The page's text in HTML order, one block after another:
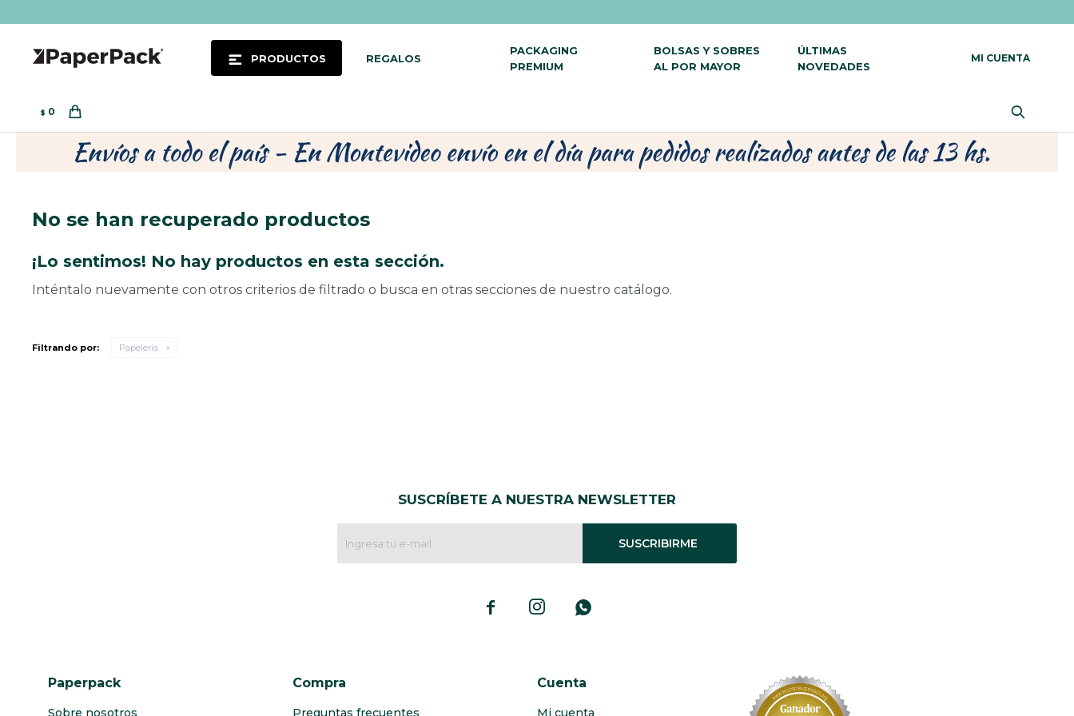
PRODUCTOS REGALOS
PACKAGING
PREMIUM
BOLSAS Y SOBRES
AL POR MAYOR
ÚLTIMAS
NOVEDADES
$ 0
No se han recuperado productos
¡Lo sentimos! No hay productos en esta sección.
Inténtalo nuevamente con otros criterios de filtrado o busca en otras secciones de nuestro catálogo.
Filtrando por: Papeleria
SUSCRÍBETE A NUESTRA NEWSLETTER
SUSCRIBIRME
  
Paperpack
Sobre nosotros
Compra
Preguntas frecuentes
Cuenta
Mi cuenta